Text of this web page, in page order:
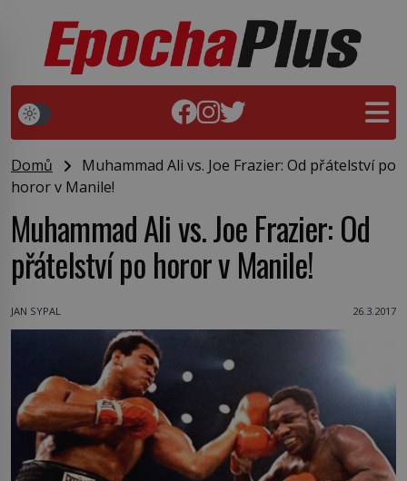
Domů
Muhammad Ali vs. Joe Frazier: Od přátelství po
horor v Manile!
Muhammad Ali vs. Joe Frazier: Od
přátelství po horor v Manile!
JAN SYPAL 26.3.2017